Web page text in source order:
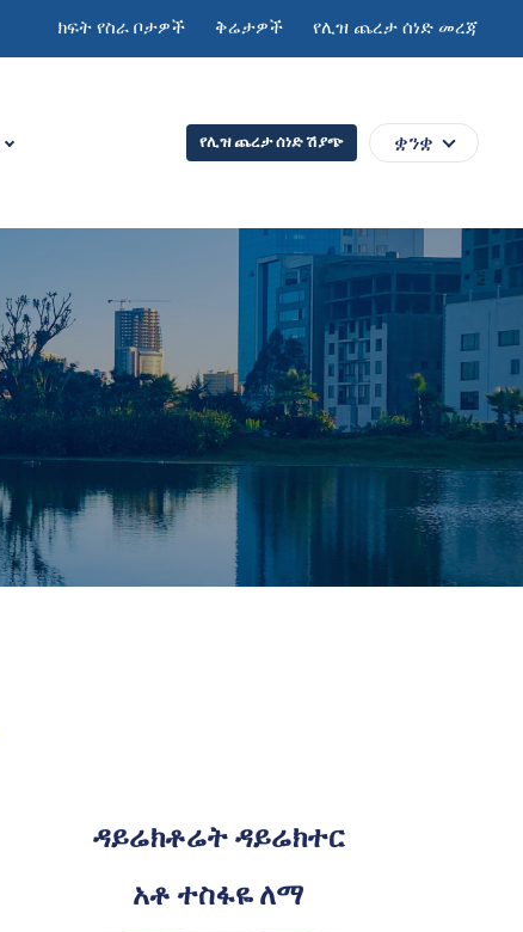
ክፍት የስራ ቦታዎች ቅሬታዎች የሊዝ ጨረታ ሰነድ መረጃ
የሊዝ ጨረታ ሰነድ ሽያጭ ቋንቋ
ዳይሬክቶሬት ዳይሬክተር
አቶ ተስፋዬ ለማ